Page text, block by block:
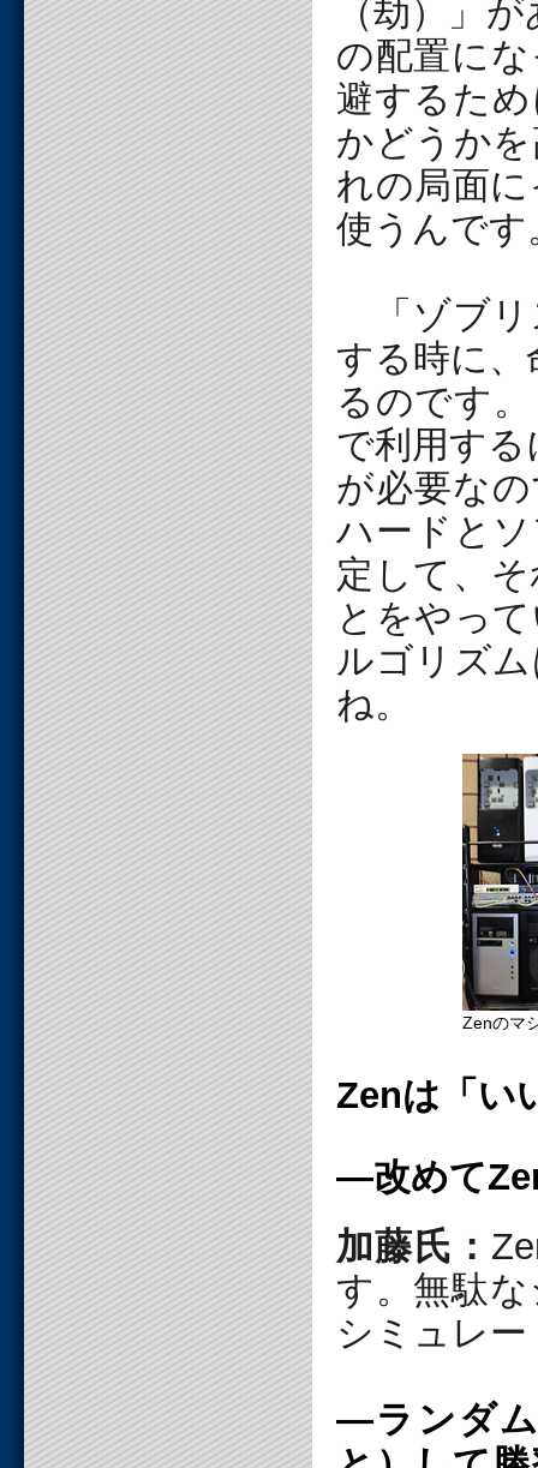
（劫）」
の配置に
避するた
かどうか
れの局面
使うんです
「ゾブリ
する時に、
るのです
で利用す
が必要な
ハードと
定して、
とをやっ
ルゴリズ
ね。
Zenのマ
Zenは「い
―改めて
加藤氏：
す。無駄
シミュレ
―ランダ